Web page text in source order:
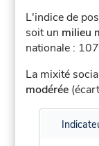
L'indice de
soit un milieu
nationale :
La mixité
modérée